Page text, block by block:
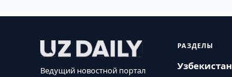
Ведущий новостной портал
РАЗДЕЛЫ
Узбекистан